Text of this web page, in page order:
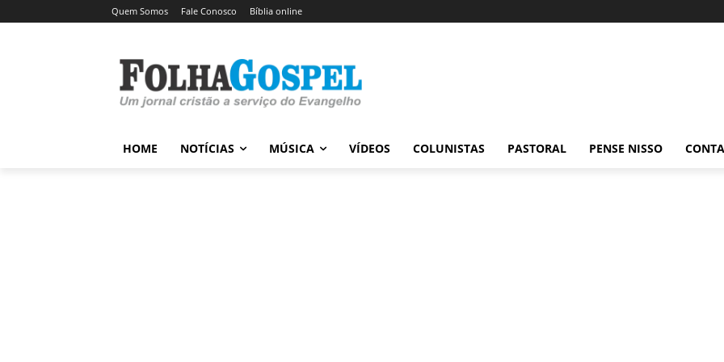
Quem Somos Fale Conosco Bíblia online
HOME NOTÍCIAS MÚSICA VÍDEOS COLUNISTAS PASTORAL PENSE NISSO